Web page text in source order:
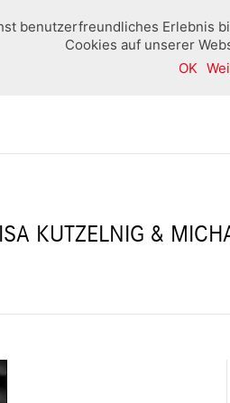
Boutique
KUTZELNIG &
benutzerfreundliches Erlebnis
Cookies auf unserer
OK